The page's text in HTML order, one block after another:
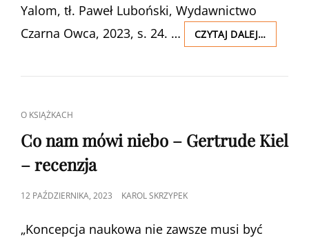
Yalom, tł. Paweł Luboński, Wydawnictwo
Czarna Owca, 2023, s. 24. …
CZYTAJ DALEJ…STAJĄC
SIĘ
D.
YALOM
CAT
LINKS
O KSIĄŻKACH
Co nam mówi niebo – Gertrude Kiel
– recenzja
POSTED
12 PAŹDZIERNIKA, 2023 KAROL SKRZYPEK
„Koncepcja naukowa nie zawsze musi być